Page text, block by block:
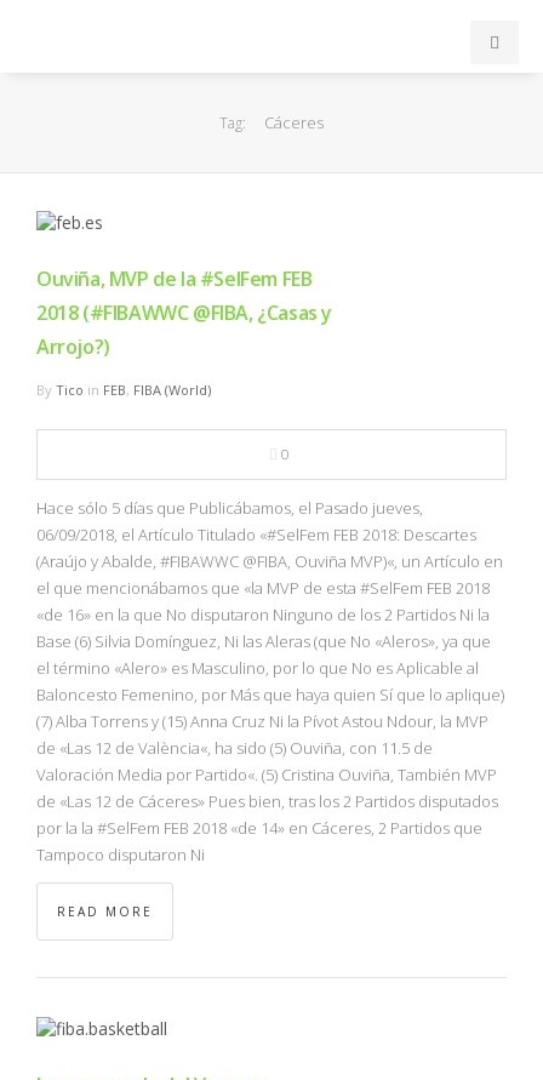
EuroLeague
FIBA
OTROS
NBA
MULTIMEDIA
Tag: Cáceres
Ouviña, MVP de la #SelFem FEB
2018 (#FIBAWWC @FIBA, ¿Casas y
Arrojo?)
By Tico in FEB, FIBA (World)
0
Hace sólo 5 días que Publicábamos, el Pasado jueves,
06/09/2018, el Artículo Titulado «#SelFem FEB 2018: Descartes
(Araújo y Abalde, #FIBAWWC @FIBA, Ouviña MVP)«, un Artículo en
el que mencionábamos que «la MVP de esta #SelFem FEB 2018
«de 16» en la que No disputaron Ninguno de los 2 Partidos Ni la
Base (6) Silvia Domínguez, Ni las Aleras (que No «Aleros», ya que
el término «Alero» es Masculino, por lo que No es Aplicable al
Baloncesto Femenino, por Más que haya quien Sí que lo aplique)
(7) Alba Torrens y (15) Anna Cruz Ni la Pívot Astou Ndour, la MVP
de «Las 12 de València«, ha sido (5) Ouviña, con 11.5 de
Valoración Media por Partido«. (5) Cristina Ouviña, También MVP
de «Las 12 de Cáceres» Pues bien, tras los 2 Partidos disputados
por la la #SelFem FEB 2018 «de 14» en Cáceres, 2 Partidos que
Tampoco disputaron Ni
READ MORE